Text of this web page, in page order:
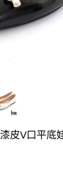
皮V口平底